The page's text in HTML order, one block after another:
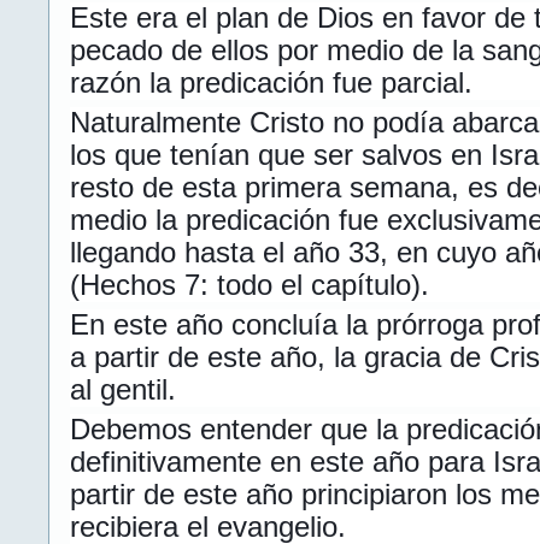
Este era el plan de Dios en favor de
pecado de ellos por medio de la
razón la predicación fue parcial.
Naturalmente Cristo no podía
los que tenían que ser salvos en
resto de esta primera semana, es
medio la predicación fue
llegando hasta el año 33, en cuyo
(Hechos 7: todo el capítulo).
En este año concluía la prórroga
a partir de este año, la gracia de
al gentil.
Debemos entender que la
definitivamente en este año para
partir de este año principiaron los
recibiera el evangelio.